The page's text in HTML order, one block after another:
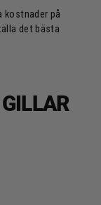
kostnader på
det bästa